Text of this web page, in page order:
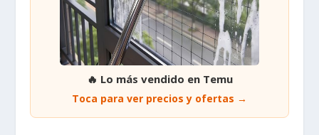
🔥 Lo más vendido en Temu
Toca para ver precios y ofertas →